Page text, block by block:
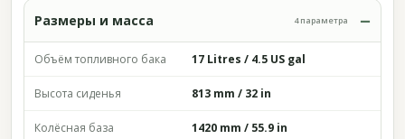
Размеры и масса 4 параметра
Объём топливного бака 17 Litres / 4.5 US gal
Высота сиденья 813 mm / 32 in
Колёсная база 1420 mm / 55.9 in